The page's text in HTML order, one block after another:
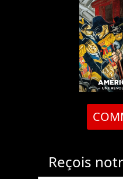
Reçois